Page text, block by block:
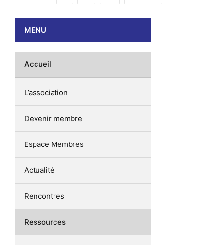
MENU
Accueil
L’association
Devenir membre
Espace Membres
Actualité
Rencontres
Ressources